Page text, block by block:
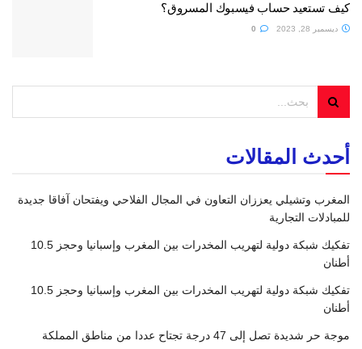
كيف تستعيد حساب فيسبوك المسروق؟
ديسمبر 28, 2023
أحدث المقالات
المغرب وتشيلي يعززان التعاون في المجال الفلاحي ويفتحان آفاقا جديدة
للمبادلات التجارية
تفكيك شبكة دولية لتهريب المخدرات بين المغرب وإسبانيا وحجز 10.5
أطنان
تفكيك شبكة دولية لتهريب المخدرات بين المغرب وإسبانيا وحجز 10.5
أطنان
موجة حر شديدة تصل إلى 47 درجة تجتاح عددا من مناطق المملكة